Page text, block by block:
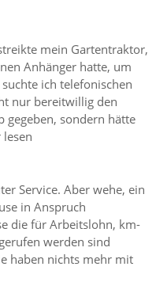
mein Gartentraktor,
Anhänger hatte, um
ich telefonischen
nur bereitwillig den
gegeben, sondern hätte
Service. Aber wehe, ein
in Anspruch
die für Arbeitslohn, km-
werden sind
haben nichts mehr mit